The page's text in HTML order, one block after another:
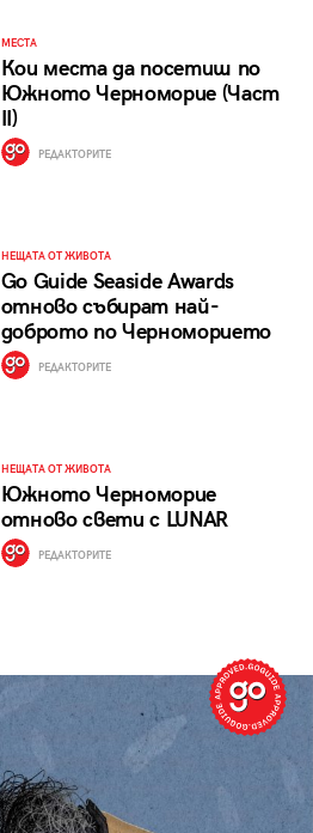
МЕСТА
Кои места да посетиш по
Южното Черноморие (Част
II)
РЕДАКТОРИТЕ
НЕЩАТА ОТ ЖИВОТА
Go Guide Seaside Awards
отново събират най-
доброто по Черноморието
РЕДАКТОРИТЕ
НЕЩАТА ОТ ЖИВОТА
Южното Черноморие
отново свети с LUNAR
РЕДАКТОРИТЕ